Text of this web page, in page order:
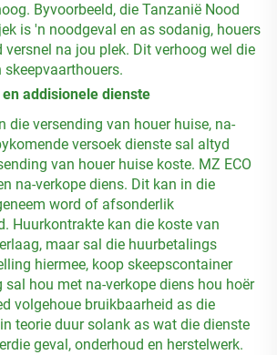
Byvoorbeeld, die Tanzanië Nood
is 'n noodgeval en as sodanig, houers
na jou plek. Dit verhoog wel die
skeepvaarthouers.
addisionele dienste
die versending van houer huise, na-
versoek dienste sal altyd
van houer huise koste. MZ ECO
na-verkope diens. Dit kan in die
word of afsonderlik
Huurkontrakte kan die koste van
maar sal die huurbetalings
hiermee, koop skeepscontainer
sal hou met na-verkope diens hou hoër
volgehoue bruikbaarheid as die
teorie duur solank as wat die dienste
geval, onderhoud en herstelwerk.